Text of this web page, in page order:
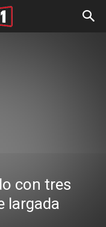
con tres
largada